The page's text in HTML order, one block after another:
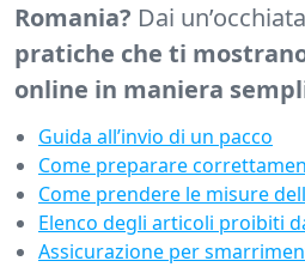
Romania? Dai
pratiche che ti
online in maniera
Guida all’invio di un pacco
Come preparare
Come prendere le misure
Elenco degli articoli proibiti
Assicurazione per